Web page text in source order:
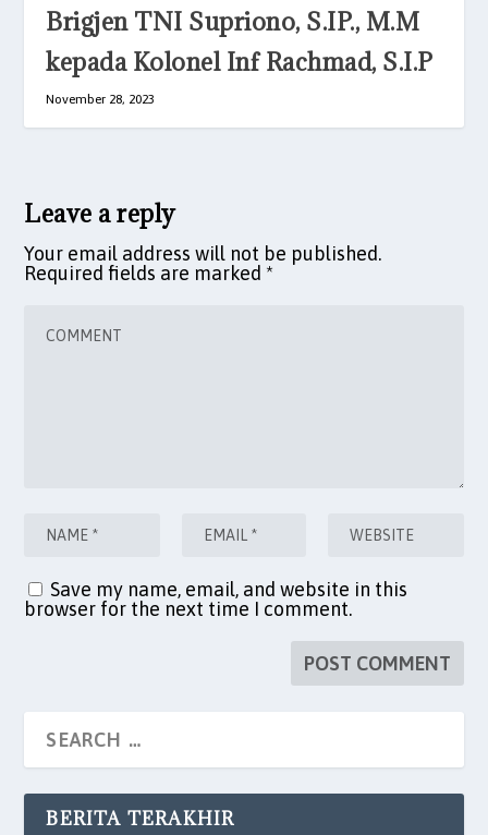
Brigjen TNI Supriono, S.IP., M.M
kepada Kolonel Inf Rachmad, S.I.P
November 28, 2023
Leave a reply
Your email address will not be published.
Required fields are marked *
Save my name, email, and website in this
browser for the next time I comment.
BERITA TERAKHIR